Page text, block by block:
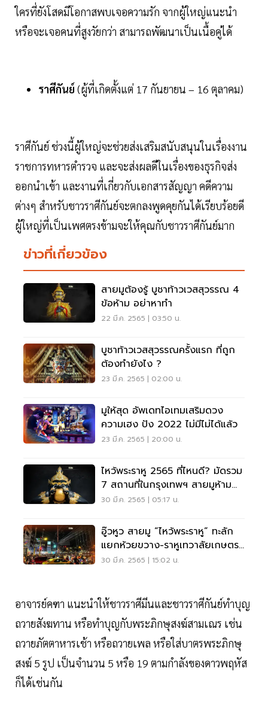
ใครที่ยังโสดมีโอกาสพบเจอความรัก จากผู้ใหญ่แนะนำ
หรือจะเจอคนที่สูงวัยกว่า สามารถพัฒนาเป็นเนื้อคู่ได้
ราศีกันย์ (ผู้ที่เกิดตั้งแต่ 17 กันยายน – 16 ตุลาคม)
ราศีกันย์ ช่วงนี้ผู้ใหญ่จะช่วยส่งเสริมสนับสนุนในเรื่องงาน
ราชการทหารตำรวจ และจะส่งผลดีในเรื่องของธุรกิจส่ง
ออกนำเข้า และงานที่เกี่ยวกับเอกสารสัญญา คดีความ
ต่างๆ สำหรับชาวราศีกันย์จะตกลงพูดคุยกันได้เรียบร้อยดี
ผู้ใหญ่ที่เป็นเพศตรงข้ามจะให้คุณกับชาวราศีกันย์มาก
ข่าวที่เกี่ยวข้อง
สายมูต้องรู้ บูชาท้าวเวสสุวรรณ 4
ข้อห้าม อย่าหาทำ
22 มี.ค. 2565 | 03:50 น.
บูชาท้าวเวสสุวรรณครั้งแรก ที่ถูก
ต้องทำยังไง ?
23 มี.ค. 2565 | 02:00 น.
มูให้สุด อัพเดทไอเทมเสริมดวง
ความเฮง ปัง 2022 ไม่มีไม่ได้แล้ว
23 มี.ค. 2565 | 20:00 น.
ไหว้พระราหู 2565 ที่ไหนดี? มัดรวม
7 สถานที่ในกรุงเทพฯ สายมูห้าม
พลาด
30 มี.ค. 2565 | 05:17 น.
อู๊วหูว สายมู “ไหว้พระราหู” ทะลัก
แยกห้วยขวาง-ราหูเทวาลัยเกษตร
นวมินทร์
30 มี.ค. 2565 | 15:02 น.
อาจารย์คฑา แนะนำให้ชาวราศีมีนและชาวราศีกันย์ทำบุญ
ถวายสังฆทาน หรือทำบุญกับพระภิกษุสงฆ์สามเณร เช่น
ถวายภัตตาหารเช้า หรือถวายเพล หรือใส่บาตรพระภิกษุ
สงฆ์ 5 รูป เป็นจำนวน 5 หรือ 19 ตามกำลังของดาวพฤหัส
ก็ได้เช่นกัน